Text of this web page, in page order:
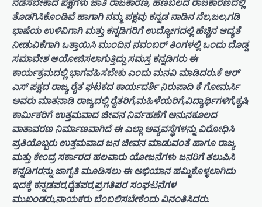
ತೊಡಗಿಸಿಕೊಂಡಿವೆ ಹಾಗಾಗಿ ನಮ್ಮ ಪಕ್ಷವು ಕನ್ನಡ ನಾಡಿನ ನೆಲ,ಜಲ,ಗಡಿ
ಭಾಷೆಯ ಉಳಿವಿಗಾಗಿ ಮತ್ತು ಕನ್ನಡಿಗರಿಗೆ ಉದ್ಯೋಗದಲ್ಲಿ ಹೆಚ್ಚಿನ ಆದ್ಯತೆ
ನೀಡುವಿಕೆಗಾಗಿ ಒತ್ತಾಯಿಸಿ ಮುಂದಿನ ನವಂಬರ್ ತಿಂಗಳಲ್ಲಿ ಒಂದು ದೊಡ್ಡ
ಸಮಾವೇಶ ಆಯೋಜಿಸಲಾಗುತ್ತಿದ್ದು ಸಮಸ್ತ ಕನ್ನಡಿಗರು ಈ
ಕಾರ್ಯಕ್ರಮದಲ್ಲಿ ಭಾಗವಹಿಸಬೇಕು ಎಂದು ಮನವಿ ಮಾಡಿದರು.ಕೆ ಆರ್
ಎಸ್ ಪಕ್ಷದ ರಾಜ್ಯ ರೈತ ಘಟಕದ ಕಾರ್ಯದರ್ಶಿ ನಿರುಪಾದಿ ಕೆ ಗೋಮರ್ಸಿ
ಅವರು ಮಾತನಾಡಿ ರಾಜ್ಯದಲ್ಲಿ ರೈತರಿಗೆ,ಮಹಿಳೆಯರಿಗೆ,ವಿದ್ಯಾರ್ಥಿಗಳಿಗೆ,ಕೃಷಿ
ಕಾರ್ಮಿಕರಿಗೆ ಉತ್ತಮವಾದ ಜೀವನ ನಿರ್ವಹಣೆಗೆ ಅನುನಕೂಲದ
ವಾತಾವರಣ ನಿರ್ಮಾಣವಾಗಿದೆ ಈ ಎಲ್ಲಾ ಅವ್ಯವಸ್ಥೆಗಳನ್ನು ವಿರೋಧಿಸಿ
ಪ್ರತಿಯೊಬ್ಬರು ಉತ್ತಮವಾದ ಜನ ಜೀವನ ಮಾಡುವಂತೆ ಹಾಗೂ ರಾಜ್ಯ
ಮತ್ತು ಕೇಂದ್ರ ಸರ್ಕಾರದ ಹಲವಾರು ಯೋಜನೆಗಳು ಜನರಿಗೆ ತಲುಪಿಸಿ
ಕನ್ನಡಿಗರನ್ನು ಜಾಗೃತಿ ಮೂಡಿಸಲು ಈ ಅಭಿಯಾನ ಹಮ್ಮಿಕೊಳ್ಳಲಾಗಿದು
ಇದಕ್ಕೆ ಕನ್ನಡಪರ,ರೈತಪರ,ಪ್ರಗತಿಪರ ಸಂಘಟನೆಗಳ
ಮುಖಂಡರು,ನಾಯಕರು ಬೆಂಬಲಿಸಬೇಕೆಂದು ವಿನಂತಿಸಿದರು.